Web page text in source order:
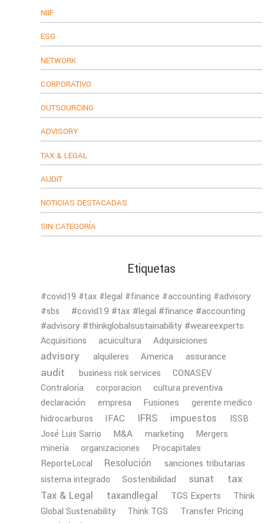
NIIF
ESG
NETWORK
CORPORATIVO
OUTSOURCING
ADVISORY
TAX & LEGAL
AUDIT
NOTICIAS DESTACADAS
SIN CATEGORÍA
Etiquetas
#covid19 #tax #legal #finance #accounting #advisory
#sbs
#covid19 #tax #legal #finance #accounting
#advisory #thinkglobalsustainability #weareexperts
Acquisitions acuicultura Adquisiciones
advisory alquileres America assurance
audit business risk services
CONASEV
Contraloría
corporacion cultura preventiva
declaración empresa Fusiones
gerente medico
hidrocarburos
IFAC IFRS impuestos
ISSB
José Luis Sarrio
M&A marketing Mergers
minería organizaciones
Procapitales
ReporteLocal
Resolución
sanciones tributarias
sistema integrado
Sostenibilidad sunat
tax
Tax & Legal
taxandlegal TGS Experts
Think
Global Sustenability
Think TGS Transfer Pricing